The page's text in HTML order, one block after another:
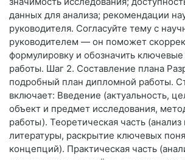
данных для анализа; рекомендации
руководителя. Согласуйте тему с
руководителем — он поможет
формулировку и обозначить
работы. Шаг 2. Составление плана
подробный план дипломной работы.
включает: Введение (актуальность,
объект и предмет исследования,
работы). Теоретическая часть (анализ
литературы, раскрытие ключевых
концепций). Практическая часть